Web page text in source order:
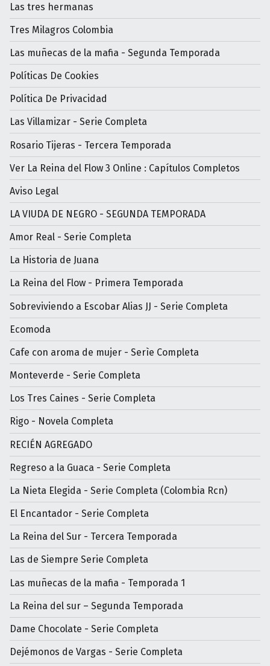
Las tres hermanas
Tres Milagros Colombia
Las muñecas de la mafia - Segunda Temporada
Políticas De Cookies
Política De Privacidad
Las Villamizar - Serie Completa
Rosario Tijeras - Tercera Temporada
Ver La Reina del Flow 3 Online : Capítulos Completos
Aviso Legal
LA VIUDA DE NEGRO - SEGUNDA TEMPORADA
Amor Real - Serie Completa
La Historia de Juana
La Reina del Flow - Primera Temporada
Sobreviviendo a Escobar Alias JJ - Serie Completa
Ecomoda
Cafe con aroma de mujer - Serìe Completa
Monteverde - Serie Completa
Los Tres Caines - Serie Completa
Rigo - Novela Completa
RECIÉN AGREGADO
Regreso a la Guaca - Serie Completa
La Nieta Elegida - Serie Completa (Colombia Rcn)
El Encantador - Serie Completa
La Reina del Sur - Tercera Temporada
Las de Siempre Serie Completa
Las muñecas de la mafia - Temporada 1
La Reina del sur – Segunda Temporada
Dame Chocolate - Serie Completa
Dejémonos de Vargas - Serie Completa